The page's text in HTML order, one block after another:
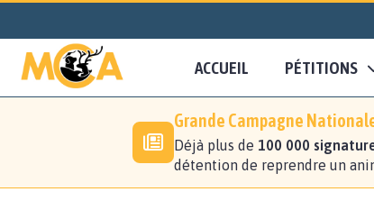
ACCUEIL PÉTITIONS
Grande Campagne
Déjà plus de 100 000
détention de reprendre un